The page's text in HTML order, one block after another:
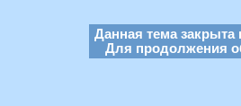
Данная тема закрыта
Для продолжения